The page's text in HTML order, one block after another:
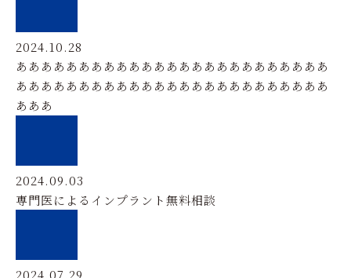
2024.10.28
あああああああああああああああああああああああああ
あああああああああああああああああああああああああ
あああ
2024.09.03
専門医によるインプラント無料相談
2024.07.29